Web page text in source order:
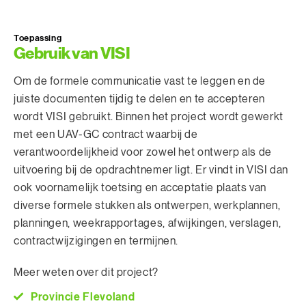
Toepassing
Gebruik van VISI
Om de formele communicatie vast te leggen en de
juiste documenten tijdig te delen en te accepteren
wordt VISI gebruikt. Binnen het project wordt gewerkt
met een UAV-GC contract waarbij de
verantwoordelijkheid voor zowel het ontwerp als de
uitvoering bij de opdrachtnemer ligt. Er vindt in VISI dan
ook voornamelijk toetsing en acceptatie plaats van
diverse formele stukken als ontwerpen, werkplannen,
planningen, weekrapportages, afwijkingen, verslagen,
contractwijzigingen en termijnen.
Meer weten over dit project?
Provincie Flevoland